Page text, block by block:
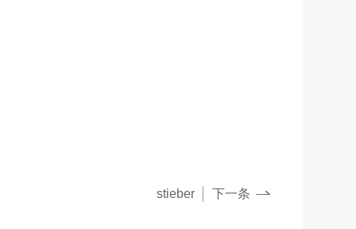
下一条
stieber